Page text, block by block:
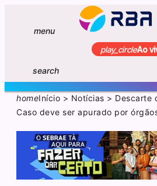
menu
play_circleAo
search
homeInício > Notícias > Descarte
Caso deve ser apurado por